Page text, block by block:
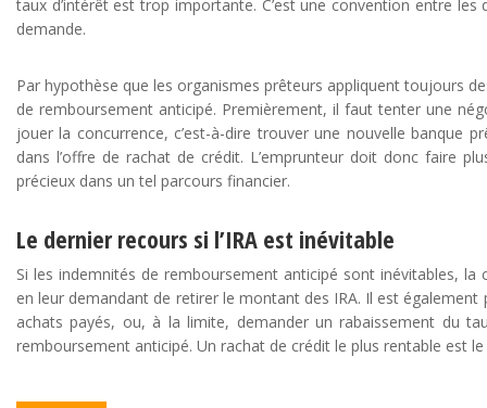
taux d’intérêt est trop importante. C’est une convention entre
demande.
Par hypothèse que les organismes prêteurs appliquent toujours
de remboursement anticipé. Premièrement, il faut tenter une
jouer la concurrence, c’est-à-dire trouver une nouvelle banque
dans l’offre de rachat de crédit. L’emprunteur doit donc faire
précieux dans un tel parcours financier.
Le dernier recours si l’IRA est inévitable
Si les indemnités de remboursement anticipé sont inévitables,
en leur demandant de retirer le montant des IRA. Il est
achats payés, ou, à la limite, demander un rabaissement du
remboursement anticipé. Un rachat de crédit le plus rentable est